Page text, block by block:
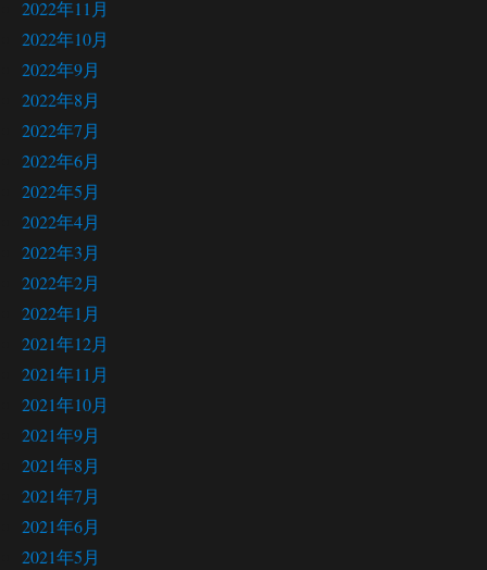
2022年11月
2022年10月
2022年9月
2022年8月
2022年7月
2022年6月
2022年5月
2022年4月
2022年3月
2022年2月
2022年1月
2021年12月
2021年11月
2021年10月
2021年9月
2021年8月
2021年7月
2021年6月
2021年5月